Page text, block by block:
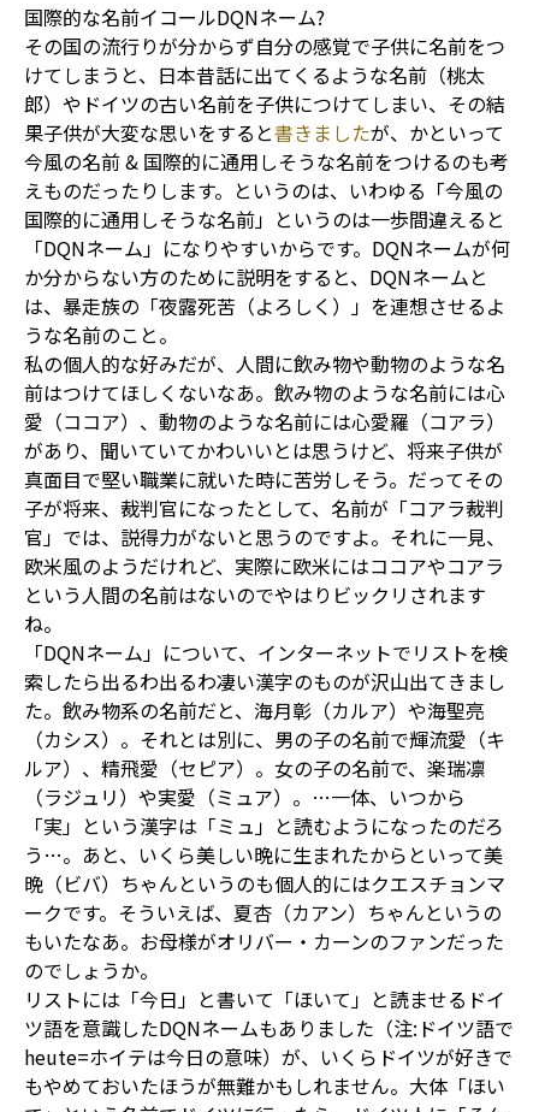
国際的な名前イコールDQNネーム?
その国の流行りが分からず自分の感覚で子供に名前をつ
けてしまうと、日本昔話に出てくるような名前（桃太
郎）やドイツの古い名前を子供につけてしまい、その結
果子供が大変な思いをすると書きましたが、かといって
今風の名前 & 国際的に通用しそうな名前をつけるのも考
えものだったりします。というのは、いわゆる「今風の
国際的に通用しそうな名前」というのは一歩間違えると
「DQNネーム」になりやすいからです。DQNネームが何
か分からない方のために説明をすると、DQNネームと
は、暴走族の「夜露死苦（よろしく）」を連想させるよ
うな名前のこと。
私の個人的な好みだが、人間に飲み物や動物のような名
前はつけてほしくないなあ。飲み物のような名前には心
愛（ココア）、動物のような名前には心愛羅（コアラ）
があり、聞いていてかわいいとは思うけど、将来子供が
真面目で堅い職業に就いた時に苦労しそう。だってその
子が将来、裁判官になったとして、名前が「コアラ裁判
官」では、説得力がないと思うのですよ。それに一見、
欧米風のようだけれど、実際に欧米にはココアやコアラ
という人間の名前はないのでやはりビックリされます
ね。
「DQNネーム」について、インターネットでリストを検
索したら出るわ出るわ凄い漢字のものが沢山出てきまし
た。飲み物系の名前だと、海月彰（カルア）や海聖亮
（カシス）。それとは別に、男の子の名前で輝流愛（キ
ルア）、精飛愛（セピア）。女の子の名前で、楽瑞凛
（ラジュリ）や実愛（ミュア）。…一体、いつから
「実」という漢字は「ミュ」と読むようになったのだろ
う…。あと、いくら美しい晩に生まれたからといって美
晩（ビバ）ちゃんというのも個人的にはクエスチョンマ
ークです。そういえば、夏杏（カアン）ちゃんというの
もいたなあ。お母様がオリバー・カーンのファンだった
のでしょうか。
リストには「今日」と書いて「ほいて」と読ませるドイ
ツ語を意識したDQNネームもありました（注:ドイツ語で
heute=ホイテは今日の意味）が、いくらドイツが好きで
もやめておいたほうが無難かもしれません。大体「ほい